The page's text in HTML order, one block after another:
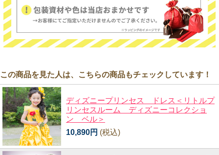
この商品を見た人は、こちらの商品もチェックしています！
ディズニープリンセス ドレス＜リトルプ
リンセスルーム ディズニーコレクショ
ン ベル＞
10,890円 (税込)